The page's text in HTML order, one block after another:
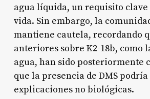
agua líquida, un requisito
vida. Sin embargo, la
mantiene cautela, recordando
anteriores sobre K2-18b, como
agua, han sido posteriormente
que la presencia de DMS
explicaciones no biológicas.